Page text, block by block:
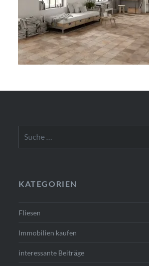
nach:
KATEGORIEN
Fliesen
Immobilien kaufen
interessante Beiträge